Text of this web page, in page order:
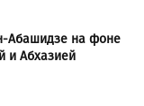
Абашидзе на фоне
и Абхазией